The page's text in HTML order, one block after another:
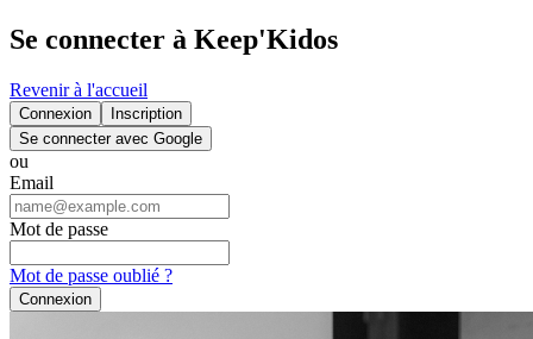
Se connecter à Keep'Kidos
Revenir à l'accueil
Connexion
Inscription
Se connecter avec Google
ou
Email
Mot de passe
Mot de passe oublié ?
Connexion